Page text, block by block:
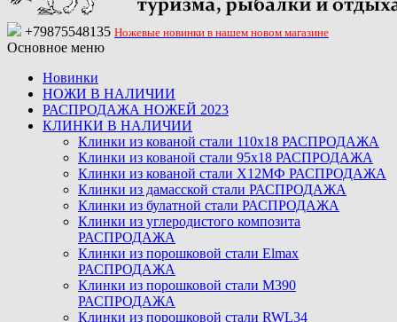
+79875548135 Ножевые новинки в нашем новом магазине
Основное меню
Новинки
НОЖИ В НАЛИЧИИ
РАСПРОДАЖА НОЖЕЙ 2023
КЛИНКИ В НАЛИЧИИ
Клинки из кованой стали 110х18 РАСПРОДАЖА
Клинки из кованой стали 95х18 РАСПРОДАЖА
Клинки из кованой стали Х12МФ РАСПРОДАЖА
Клинки из дамасской стали РАСПРОДАЖА
Клинки из булатной стали РАСПРОДАЖА
Клинки из углеродистого композита
РАСПРОДАЖА
Клинки из порошковой стали Elmax
РАСПРОДАЖА
Клинки из порошковой стали M390
РАСПРОДАЖА
Клинки из порошковой стали RWL34